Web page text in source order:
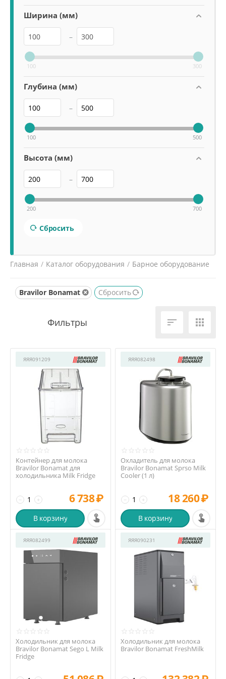
Ширина (мм)
–
100 300
Глубина (мм)
–
100 500
Высота (мм)
–
200 700
Сбросить
Главная / Каталог оборудования / Барное оборудование
Bravilor Bonamat
Сбросить
 
ЯЯЯ091209
Контейнер для молока
Bravilor Bonamat для
холодильника Milk Fridge
+
− 6 738₽
В корзину
ЯЯЯ082498
Охладитель для молока
Bravilor Bonamat Sprso Milk
Cooler (1 л)
+
− 18 260₽
В корзину
ЯЯЯ082499
Холодильник для молока
Bravilor Bonamat Sego L Milk
Fridge
ЯЯЯ090231
Холодильник для молока
Bravilor Bonamat FreshMilk